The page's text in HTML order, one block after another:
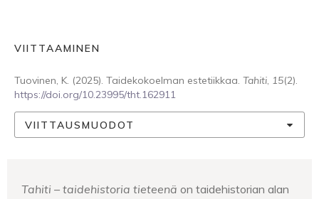
VIITTAAMINEN
Tuovinen, K. (2025). Taidekokoelman estetiikkaa. Tahiti, 15(2).
https://doi.org/10.23995/tht.162911
VIITTAUSMUODOT
Tahiti – taidehistoria tieteenä on taidehistorian alan